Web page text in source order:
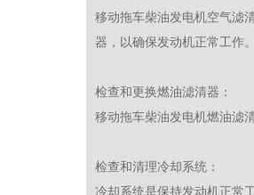
移动拖车柴油发电机空气滤
器，以确保发动机正常工作。
检查和更换燃油滤清器：
移动拖车柴油发电机燃油滤
检查和清理冷却系统：
冷却系统是保持发动机正常